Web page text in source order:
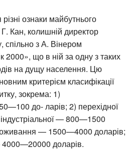
ознаки майбутнього
Кан, колишній директор
спільно з А. Вінером
2000», що в ній за одну з таких
на дущу населення. Цю
критерієм класифікації
зокрема: 1)
до- ларів; 2) перехідної
— 800—1500
— 1500—4000 доларів;
4000—20000 доларів.